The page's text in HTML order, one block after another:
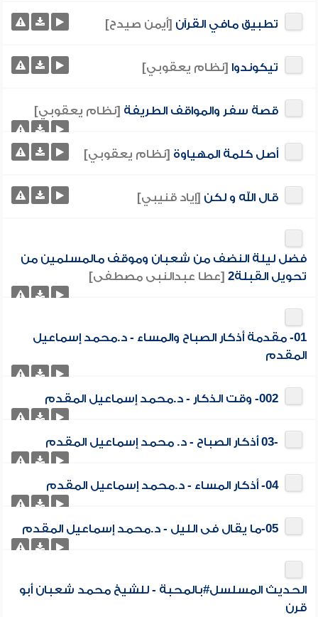
تطبيق مافي القرآن [أيمن صيدح]
تيكوندوا [نظام يعقوبي]
قصة سفر والمواقف الطريفة [نظام يعقوبي]
أصل كلمة المهياوة [نظام يعقوبي]
قال الله و لكن [إياد قنيبي]
فضل ليلة النضف من شعبان وموقف مالمسلمين من
تحويل القبلة2
[عطا عبدالنبى مصطفى]
01- مقدمة أذكار الصباح والمساء - د.محمد إسماعيل
المقدم
002- وقت الذكار - د.محمد إسماعيل المقدم
-03 أذكار الصباح - د. محمد إسماعيل المقدم
04- أذكار المساء - د.محمد إسماعيل المقدم
05-ما يقال فى الليل - د.محمد إسماعيل المقدم
الحديث المسلسل#بالمحبة - للشيخ محمد شعبان أبو
قرن